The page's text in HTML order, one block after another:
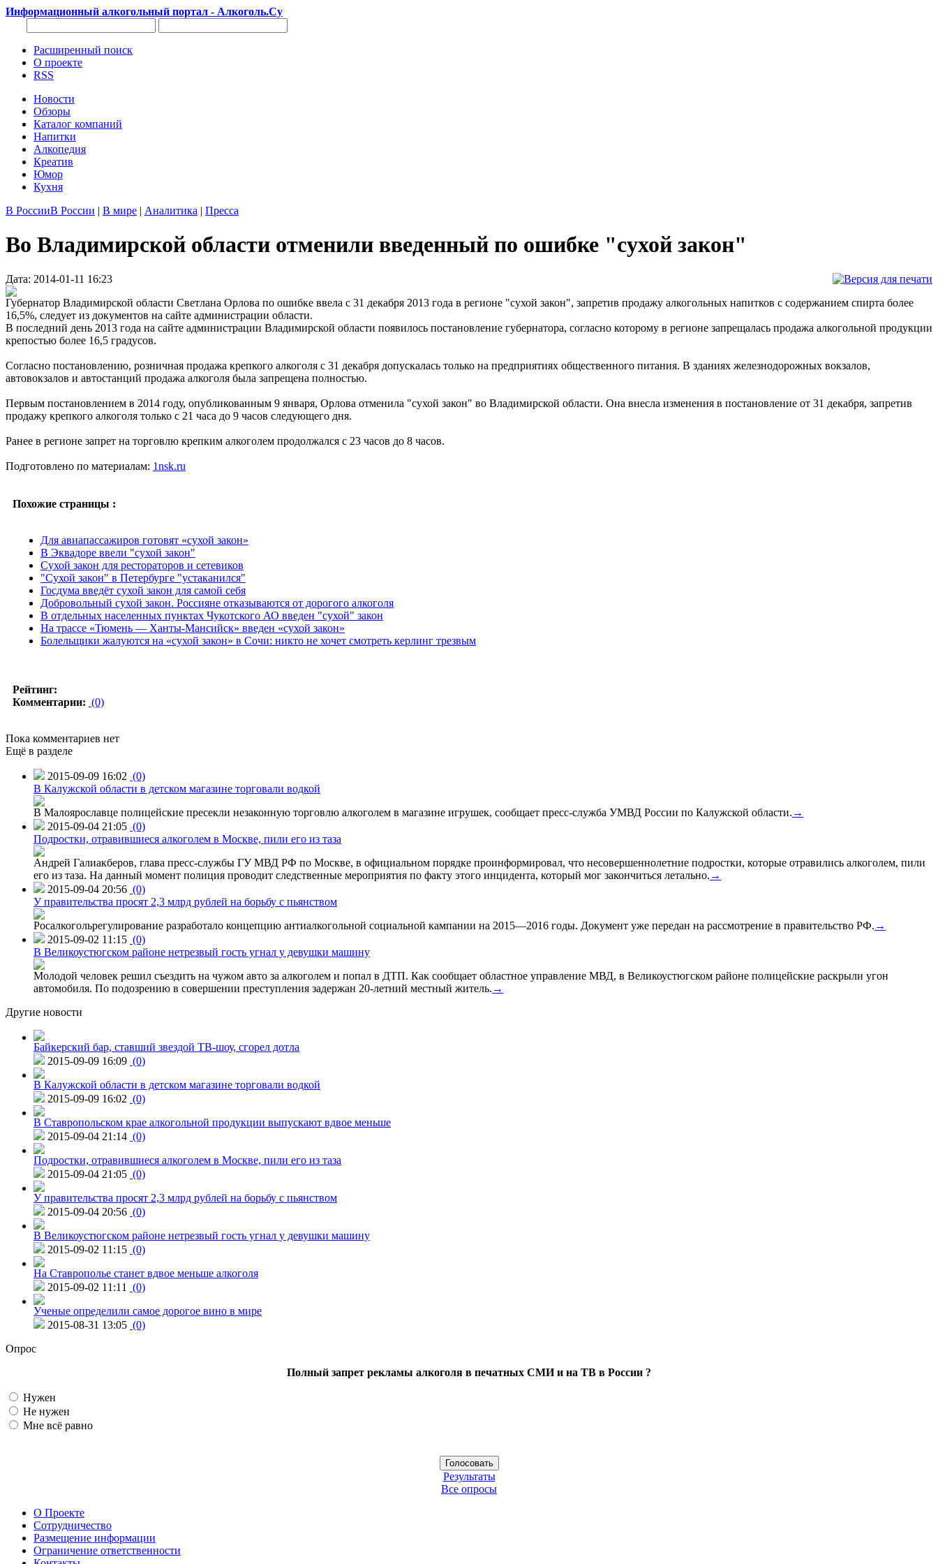
Информационный алкогольный портал - Алкоголь.Су
Расширенный поиск
О проекте
RSS
Новости
Обзоры
Каталог компаний
Напитки
Алкопедия
Креатив
Юмор
Кухня
В РоссииВ России | В мире | Аналитика | Пресса
Во Владимирской области отменили введенный по ошибке "сухой закон"
Дата: 2014-01-11 16:23
Губернатор Владимирской области Светлана Орлова по ошибке ввела с 31 декабря 2013 года в регионе "сухой закон", запретив продажу алкогольных напитков с содержанием спирта более
16,5%, следует из документов на сайте администрации области.
В последний день 2013 года на сайте администрации Владимирской области появилось постановление губернатора, согласно которому в регионе запрещалась продажа алкогольной продукции
крепостью более 16,5 градусов.
Согласно постановлению, розничная продажа крепкого алкоголя с 31 декабря допускалась только на предприятиях общественного питания. В зданиях железнодорожных вокзалов,
автовокзалов и автостанций продажа алкоголя была запрещена полностью.
Первым постановлением в 2014 году, опубликованным 9 января, Орлова отменила "сухой закон" во Владимирской области. Она внесла изменения в постановление от 31 декабря, запретив
продажу крепкого алкоголя только с 21 часа до 9 часов следующего дня.
Ранее в регионе запрет на торговлю крепким алкоголем продолжался с 23 часов до 8 часов.
Подготовлено по материалам: 1nsk.ru
Похожие страницы :
Для авиапассажиров готовят «сухой закон»
В Эквадоре ввели "сухой закон"
Сухой закон для рестораторов и сетевиков
"Сухой закон" в Петербурге "устаканился"
Госдума введёт сухой закон для самой себя
Добровольный сухой закон. Россияне отказываются от дорогого алкоголя
В отдельных населенных пунктах Чукотского АО введен "сухой" закон
На трассе «Тюмень — Ханты-Мансийск» введен «сухой закон»
Болельщики жалуются на «сухой закон» в Сочи: никто не хочет смотреть керлинг трезвым
Рейтинг:
Комментарии: (0)
Пока комментариев нет
Ещё в разделе
2015-09-09 16:02 (0)
В Калужской области в детском магазине торговали водкой
В Малоярославце полицейские пресекли незаконную торговлю алкоголем в магазине игрушек, сообщает пресс-служба УМВД России по Калужской области. →
2015-09-04 21:05 (0)
Подростки, отравившиеся алкоголем в Москве, пили его из таза
Андрей Галиакберов, глава пресс-службы ГУ МВД РФ по Москве, в официальном порядке проинформировал, что несовершеннолетние подростки, которые отравились алкоголем, пили
его из таза. На данный момент полиция проводит следственные мероприятия по факту этого инцидента, который мог закончиться летально. →
2015-09-04 20:56 (0)
У правительства просят 2,3 млрд рублей на борьбу с пьянством
Росалкогольрегулирование разработало концепцию антиалкогольной социальной кампании на 2015—2016 годы. Документ уже передан на рассмотрение в правительство РФ. →
2015-09-02 11:15 (0)
В Великоустюгском районе нетрезвый гость угнал у девушки машину
Молодой человек решил съездить на чужом авто за алкоголем и попал в ДТП. Как сообщает областное управление МВД, в Великоустюгском районе полицейские раскрыли угон
автомобиля. По подозрению в совершении преступления задержан 20-летний местный житель. →
Другие новости
Байкерский бар, ставший звездой ТВ-шоу, сгорел дотла
2015-09-09 16:09 (0)
В Калужской области в детском магазине торговали водкой
2015-09-09 16:02 (0)
В Ставропольском крае алкогольной продукции выпускают вдвое меньше
2015-09-04 21:14 (0)
Подростки, отравившиеся алкоголем в Москве, пили его из таза
2015-09-04 21:05 (0)
У правительства просят 2,3 млрд рублей на борьбу с пьянством
2015-09-04 20:56 (0)
В Великоустюгском районе нетрезвый гость угнал у девушки машину
2015-09-02 11:15 (0)
На Ставрополье станет вдвое меньше алкоголя
2015-09-02 11:11
(0)
Ученые определили самое дорогое вино в мире
2015-08-31 13:05 (0)
Опрос
Полный запрет рекламы алкоголя в печатных СМИ и на ТВ в России ?
Нужен
Не нужен
Мне всё равно
Результаты
Все опросы
О Проекте
Сотрудничество
Размещение информации
Ограничение ответственности